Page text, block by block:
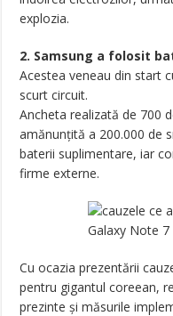
explozia.
2. Samsung a folosit
Acestea veneau din start
scurt circuit.
Ancheta realizată de 700
amănunțită a 200.000 de
baterii suplimentare, iar
firme externe.
Cu ocazia prezentării
pentru gigantul coreean,
prezinte și măsurile